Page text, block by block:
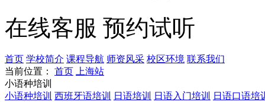
在线客服 预约试听
首页 学校简介 课程导航 师资风采 校区环境 联系我们
当前位置：
首页
上海站
小语种培训
小语种培训 西班牙语培训 日语培训 日语入门培训
日语口语培